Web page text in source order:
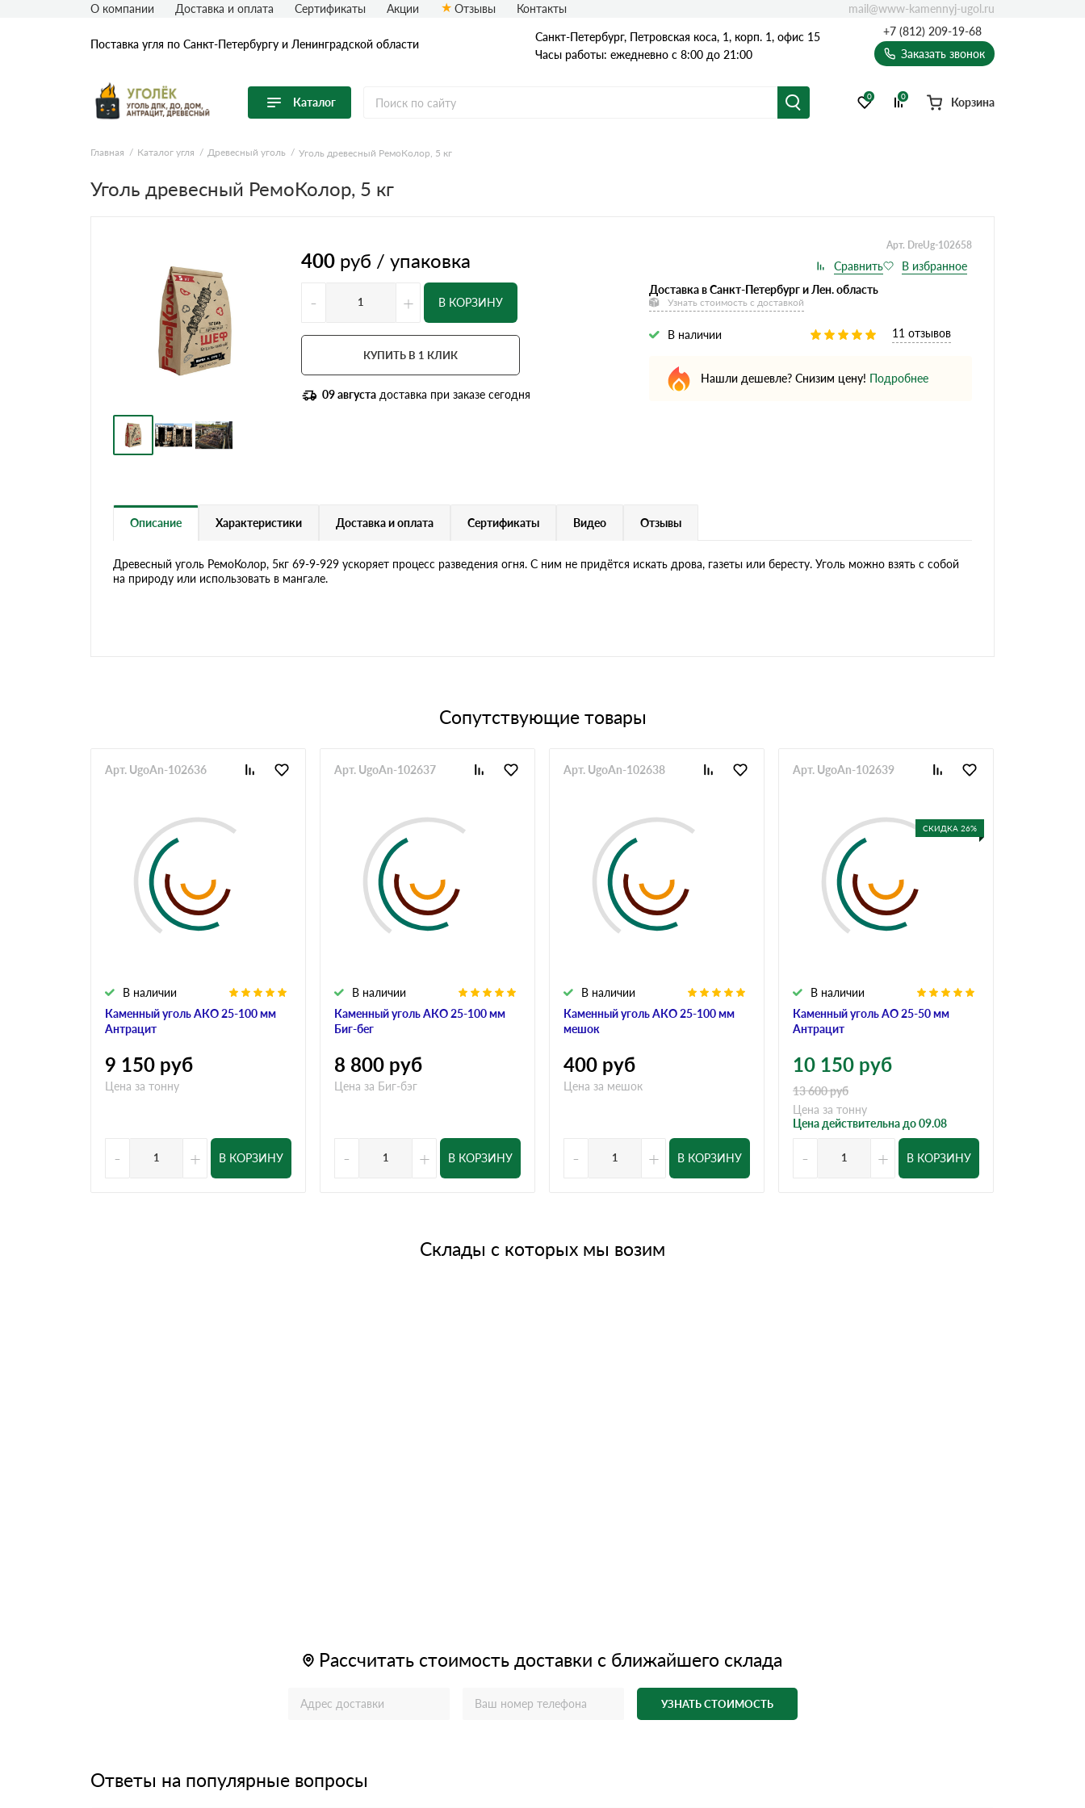
Поставка угля по Санкт-Петербургу и Ленинградской области
Санкт-Петербург, Петровская коса, 1, корп. 1, офис 15
Часы работы: ежедневно с 8:00 до 21:00
+7 (812) 209-19-68
Заказать звонок
Каталог
Перейти в каталог
Уголь антрацит
Уголь бурый
Уголь ССПК
Уголь тощий
0 0 Корзина
О компании Доставка и оплата Сертификаты Акции Отзывы Контакты mail@www-kamennyj-ugol.ru
Главная Каталог угля Древесный уголь Уголь древесный РемоКолор, 5 кг
Уголь древесный РемоКолор, 5 кг
400 руб / упаковка
Арт. DreUg-102658
- + В КОРЗИНУ
КУПИТЬ В 1 КЛИК
09 августа доставка при заказе сегодня
Доставка в Санкт-Петербург и Лен. область
Узнать стоимость с доставкой
В наличии 11 отзывов
Нашли дешевле? Снизим цену! Подробнее
Описание Характеристики Доставка и оплата Сертификаты Видео Отзывы
Древесный уголь РемоКолор, 5кг 69-9-929 ускоряет процесс разведения огня. С ним не придётся искать дрова, газеты или бересту. Уголь можно взять с собой
на природу или использовать в мангале.
Сопутствующие товары
Каменный уголь АКО 25-100 мм
Антрацит
В наличии
Арт. UgoAn-102636
9 150 руб
Цена за тонну
- + В КОРЗИНУ
Каменный уголь АКО 25-100 мм
Биг-бег
В наличии
Арт. UgoAn-102637
8 800 руб
Цена за Биг-бэг
- + В КОРЗИНУ
Каменный уголь АКО 25-100 мм
мешок
В наличии
Арт. UgoAn-102638
400 руб
Цена за мешок
- + В КОРЗИНУ
СКИДКА 26%
Каменный уголь АО 25-50 мм
Антрацит
В наличии
Арт. UgoAn-102639
10 150 руб
13 600руб
Цена за тонну
Цена действительна до 09.08
- + В КОРЗИНУ
Склады с которых мы возим
Рассчитать стоимость доставки с ближайшего склада
УЗНАТЬ СТОИМОСТЬ
Ответы на популярные вопросы